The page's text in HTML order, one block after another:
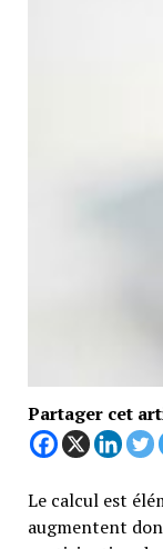
Partager cet
Le calcul est
augmentent